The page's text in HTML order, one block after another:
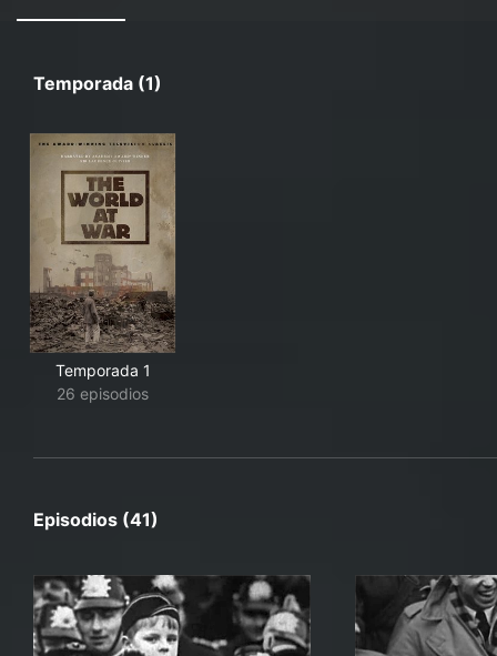
Temporada (1)
Temporada 1
26 episodios
Episodios (41)